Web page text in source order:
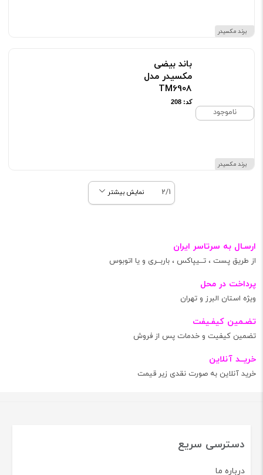
برند مکسیدر
ناموجود
برند مکسیدر
باند بیضی
مکسیدر مدل
TM6908
کد: 208
2/1 نمایش بیشتر
ارسـال به سرتاسر ایران
از طریق پست ، تــیپاکس ، باربــری و یا اتوبوس
پرداخت در محل
ویژه استان البرز و تهران
تضـمین کیفـیفت
تضمین کیفیت و خدمات پس از فروش
خریــد آنلاین
خرید آنلاین به صورت نقدی زیر قیمت
دسترسی سریع
درباره ما